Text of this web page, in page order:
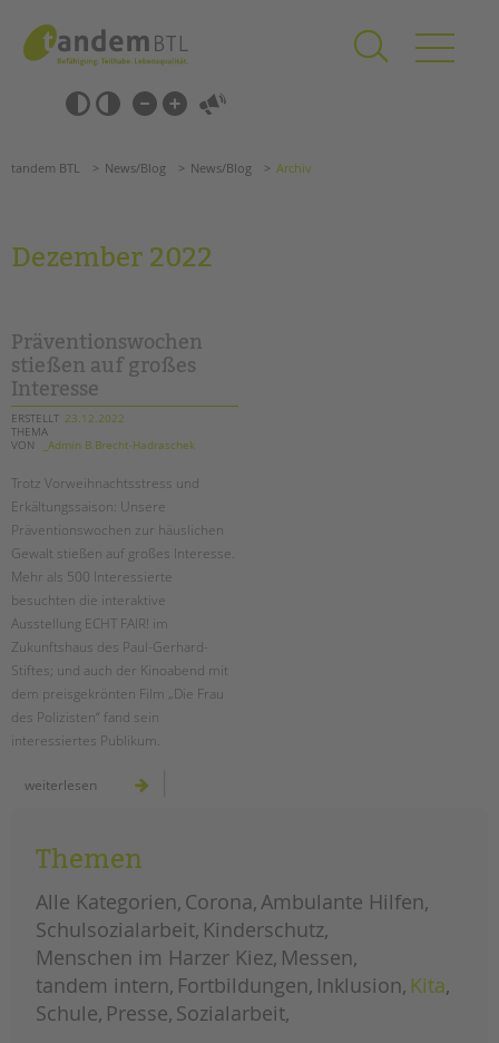
springen
Barrierefrei-
Einstellungen
überspringen
überspringen
Förderzentren
Kollegs
EFöB
Schulbezogene Sozialarbeit
Tagesgruppen
HILFEN ZUR ERZIEHUNG
EINGLIEDERUNGSHILFE
BETREUTES WOHNEN
TANDEM BTL AKADEMIE
Zertfikatskurse
Seminarkalender
Seminarräume
STADTTEILARBEIT
Bereiche im Überblick
Kinder- und Jugendschutz
Unsere Videos
Gesellschafter VdK
schoolcoach BTL
tandem international
Suchen
tandem BTL News/Blog News/Blog Archiv
Dezember 2022
Präventionswochen
stießen auf großes
Interesse
ERSTELLT 23.12.2022
THEMA
VON
_Admin B.Brecht-Hadraschek
Trotz Vorweihnachtsstress und
Erkältungssaison: Unsere
Präventionswochen zur häuslichen
Gewalt stießen auf großes Interesse.
Mehr als 500 Interessierte
besuchten die interaktive
Ausstellung ECHT FAIR! im
Zukunftshaus des Paul-Gerhard-
Stiftes; und auch der Kinoabend mit
dem preisgekrönten Film „Die Frau
des Polizisten“ fand sein
interessiertes Publikum.
weiterlesen präventionswochen
stießen
Themen
Alle Kategorien Corona Ambulante Hilfen
Schulsozialarbeit Kinderschutz
Menschen im Harzer Kiez Messen
tandem intern Fortbildungen Inklusion Kita
Schule Presse Sozialarbeit